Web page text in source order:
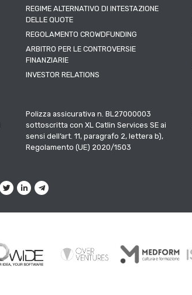
REGIME ALTERNATIVO DI INTESTAZIONE
DELLE QUOTE
REGOLAMENTO CROWDFUNDING
ARBITRO PER LE CONTROVERSIE
FINANZIARIE
INVESTOR RELATIONS
Polizza assicurativa n. BL27000003
sottoscritta con XL Catlin Services SE ai
sensi dell’art. 11, paragrafo 2, lettera b),
Regolamento (UE) 2020/1503